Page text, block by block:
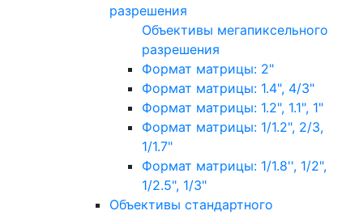
разрешения
Объективы мегапиксельного
разрешения
Формат матрицы: 2"
Формат матрицы: 1.4", 4/3"
Формат матрицы: 1.2", 1.1", 1"
Формат матрицы: 1/1.2", 2/3,
1/1.7"
Формат матрицы: 1/1.8'', 1/2",
1/2.5", 1/3"
Объективы стандартного